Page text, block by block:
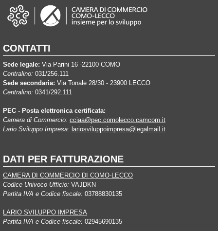
CONTATTI
Sede legale: Via Parini 16 -22100 COMO
Centralino: 031/256.111
Sede secondaria: Via Tonale 28/30 - 23900 LECCO
Centralino: 0341/292.111
PEC - Posta elettronica certificata:
Camera di Commercio: cciaa@pec.comolecco.camcom.it
Lario Sviluppo Impresa: lariosviluppoimpresa@legalmail.it
DATI PER FATTURAZIONE
CAMERA DI COMMERCIO DI COMO-LECCO
Codice Univoco Ufficio: VAJDKN
Partita IVA e Codice fiscale: 03788830135
LARIO SVILUPPO IMPRESA
Partita IVA e Codice fiscale: 02945690135